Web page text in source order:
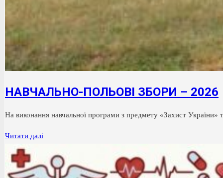
НАВЧАЛЬНО-ПОЛЬОВІ ЗБОРИ – 2026
На виконання навчальної програми з предмету «Захист
Читати далі
ЗБОРИ
–